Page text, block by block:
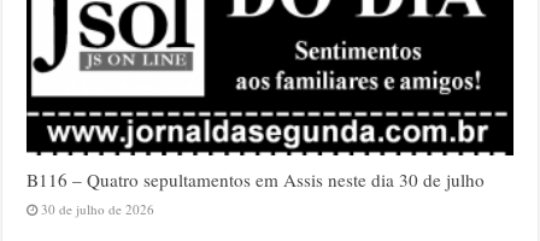
B116 – Quatro sepultamentos em Assis neste dia 30 de julho
30 de julho de 2026